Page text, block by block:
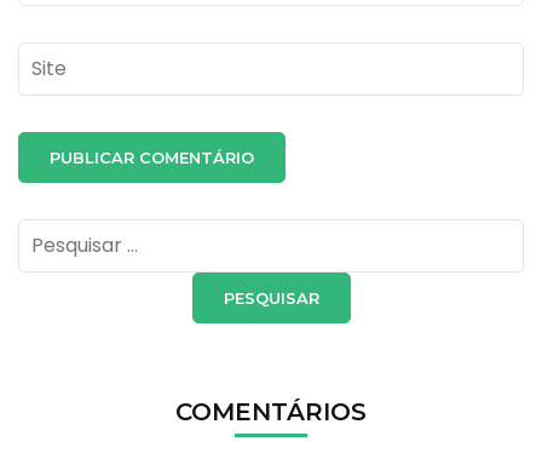
Site
Pesquisar
por:
COMENTÁRIOS